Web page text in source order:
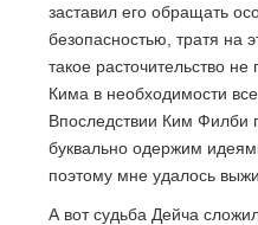
заставил его обращать
безопасностью, тратя на
такое расточительство
Кима в необходимости
Впоследствии Ким Филби
буквально одержим
поэтому мне удалось
А вот судьба Дейча